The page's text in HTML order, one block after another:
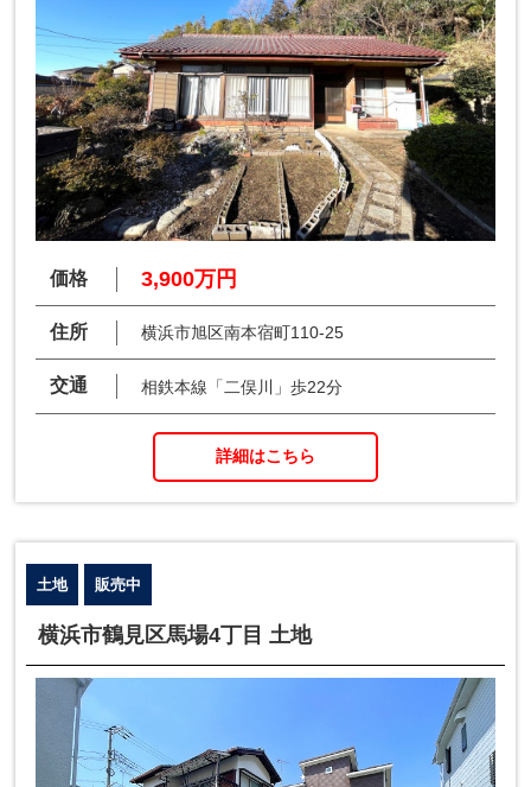
価格 3,900万円
住所 横浜市旭区南本宿町110-25
交通 相鉄本線「二俣川」歩22分
詳細はこちら
土地 販売中
横浜市鶴見区馬場4丁目 土地